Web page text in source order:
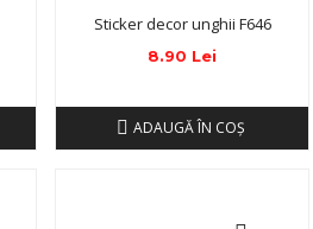
Sticker decor unghii F646
8.90 Lei
ADAUGĂ ÎN COŞ